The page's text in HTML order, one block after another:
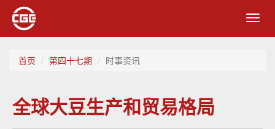
首页 第四十七期 时事资讯
全球大豆生产和贸易格局